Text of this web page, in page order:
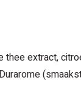
extract,